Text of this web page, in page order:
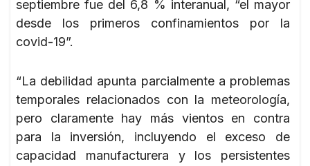
septiembre fue del 6,8 % interanual, “el mayor
desde los primeros confinamientos por la
covid-19”.
“La debilidad apunta parcialmente a problemas
temporales relacionados con la meteorología,
pero claramente hay más vientos en contra
para la inversión, incluyendo el exceso de
capacidad manufacturera y los persistentes